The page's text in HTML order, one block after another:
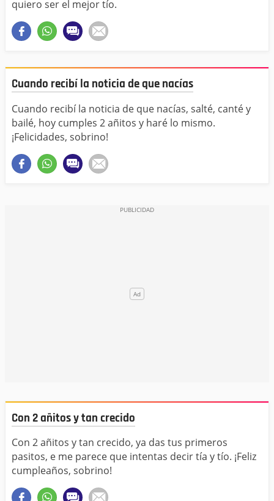
quiero ser el mejor tío.
Cuando recibí la noticia de que nacías
Cuando recibí la noticia de que nacías, salté, canté y
bailé, hoy cumples 2 añitos y haré lo mismo.
¡Felicidades, sobrino!
Con 2 añitos y tan crecido
Con 2 añitos y tan crecido, ya das tus primeros
pasitos, e me parece que intentas decir tía y tío. ¡Feliz
cumpleaños, sobrino!